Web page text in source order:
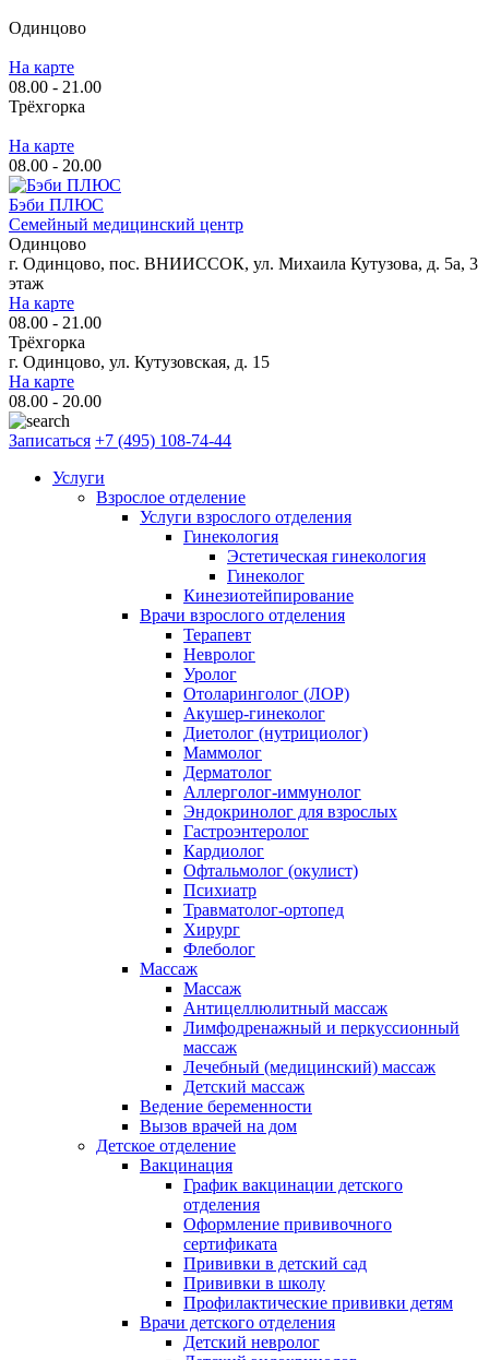
Одинцово
На карте
08.00 - 21.00
Трёхгорка
На карте
08.00 - 20.00
Бэби ПЛЮС
Семейный медицинский центр
Одинцово
г. Одинцово, пос. ВНИИССОК, ул. Михаила Кутузова, д. 5а, 3
этаж
На карте
08.00 - 21.00
Трёхгорка
г. Одинцово, ул. Кутузовская, д. 15
На карте
08.00 - 20.00
Записаться +7 (495) 108-74-44
Услуги
Взрослое отделение
Услуги взрослого отделения
Гинекология
Эстетическая гинекология
Гинеколог
Кинезиотейпирование
Врачи взрослого отделения
Терапевт
Невролог
Уролог
Отоларинголог (ЛОР)
Акушер-гинеколог
Диетолог (нутрициолог)
Маммолог
Дерматолог
Аллерголог-иммунолог
Эндокринолог для взрослых
Гастроэнтеролог
Кардиолог
Офтальмолог (окулист)
Психиатр
Травматолог-ортопед
Хирург
Флеболог
Массаж
Массаж
Антицеллюлитный массаж
Лимфодренажный и перкуссионный
массаж
Лечебный (медицинский) массаж
Детский массаж
Ведение беременности
Вызов врачей на дом
Детское отделение
Вакцинация
График вакцинации детского
отделения
Оформление прививочного
сертификата
Прививки в детский сад
Прививки в школу
Профилактические прививки детям
Врачи детского отделения
Детский невролог